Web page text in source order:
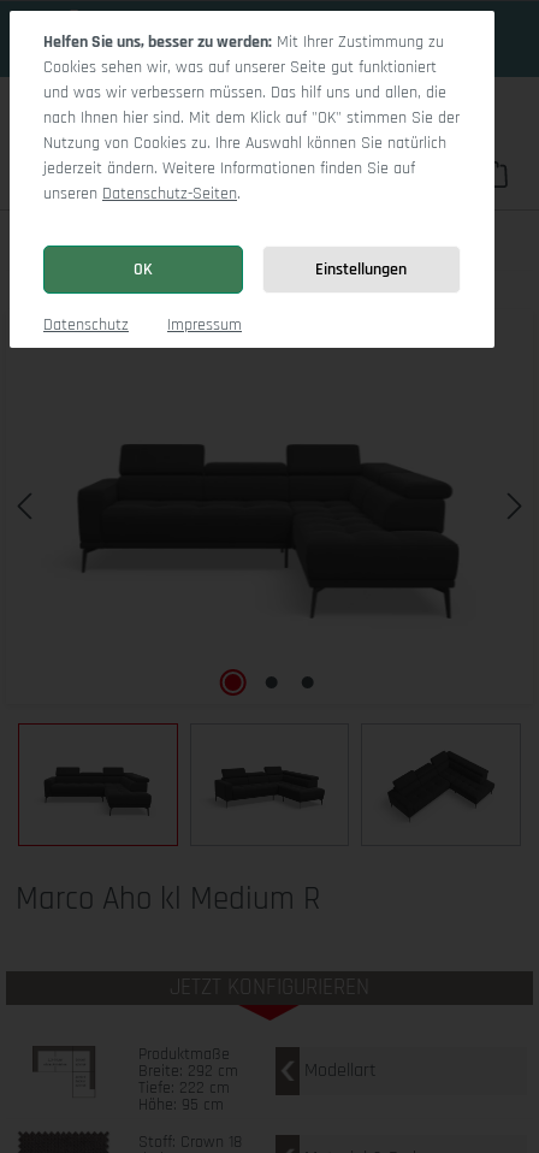
Du hast 0
Marco Aho kl Medium R
Bildergalerie überspringen
Marco Aho kl Medium R
JETZT KONFIGURIEREN
Produktmaße
Breite: 292 cm
Tiefe: 222 cm
Höhe: 95 cm
Modellart
Stoff: Crown 18
Helfen Sie uns, besser zu werden: Mit Ihrer Zustimmung zu
Cookies sehen wir, was auf unserer Seite gut funktioniert
und was wir verbessern müssen. Das hilf uns und allen, die
nach Ihnen hier sind. Mit dem Klick auf "OK" stimmen Sie der
Nutzung von Cookies zu. Ihre Auswahl können Sie natürlich
jederzeit ändern. Weitere Informationen finden Sie auf
unseren Datenschutz-Seiten.
OK Einstellungen
Datenschutz Impressum